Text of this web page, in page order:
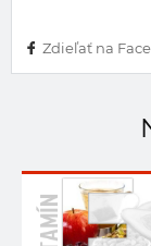
Zdieľať na